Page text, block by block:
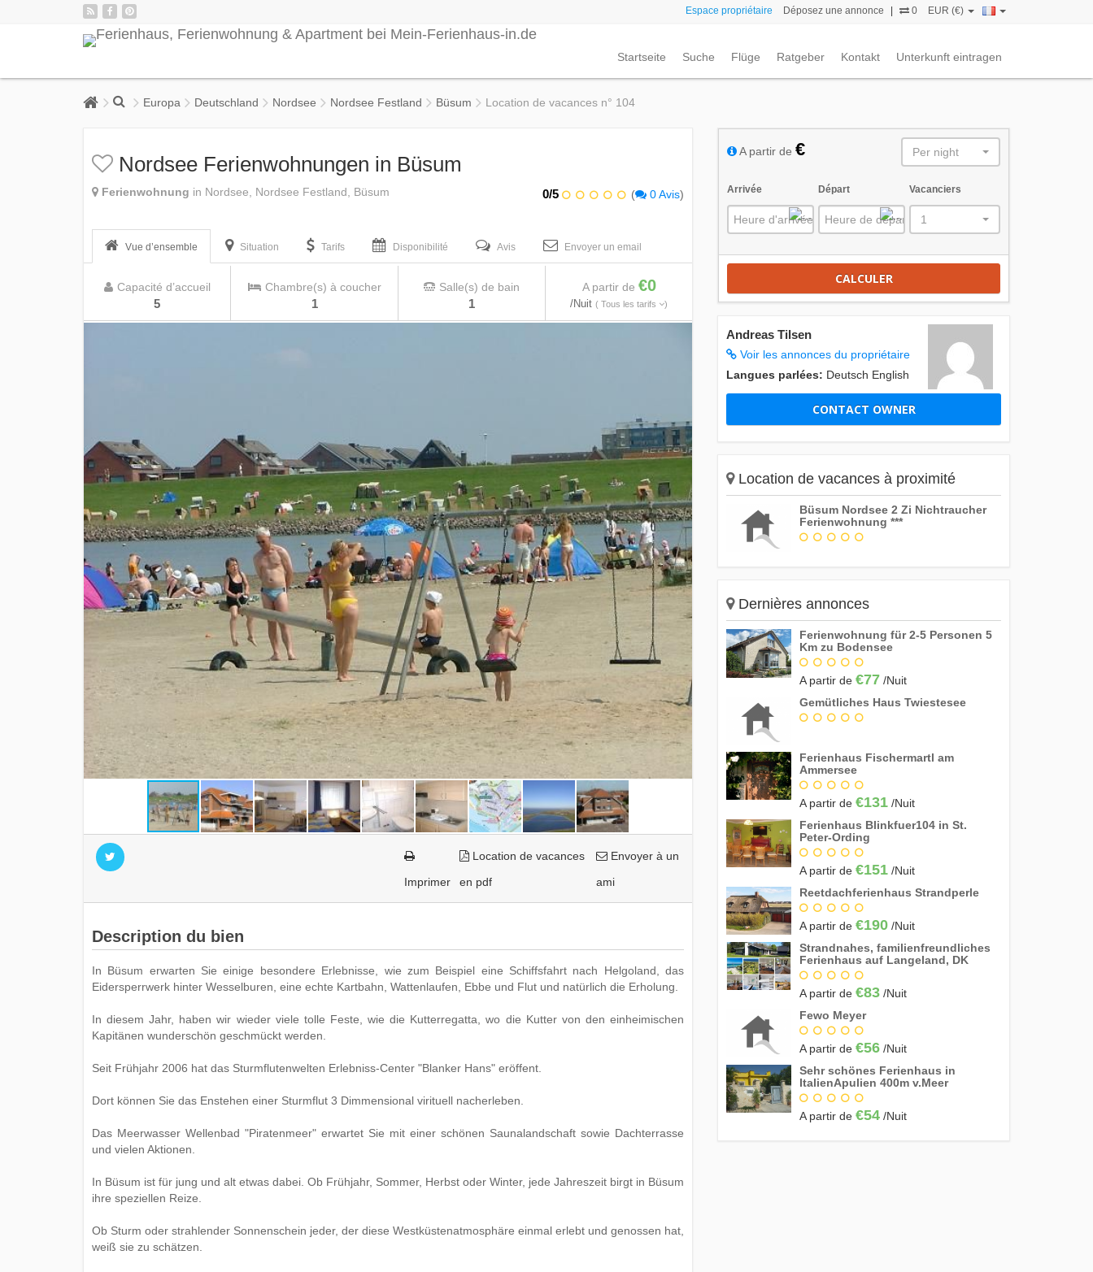
Espace propriétaire Déposez une annonce 0 EUR (€)
Startseite Suche Flüge Ratgeber Kontakt Unterkunft eintragen
Europa Deutschland Nordsee Nordsee Festland Büsum Location de vacances n° 104
Nordsee Ferienwohnungen in Büsum
Ferienwohnung in Nordsee, Nordsee Festland, Büsum 0/5 ( 0 Avis)
Vue d’ensemble Situation Tarifs Disponibilité Avis Envoyer un email
Capacité d’accueil
5
Chambre(s) à coucher
1
Salle(s) de bain
1
A partir de €0
/Nuit ( Tous les tarifs )
Imprimer
Location de vacances
en pdf
Envoyer à un
ami
Description du bien
In Büsum erwarten Sie einige besondere Erlebnisse, wie zum Beispiel eine Schiffsfahrt nach Helgoland, das
Eidersperrwerk hinter Wesselburen, eine echte Kartbahn, Wattenlaufen, Ebbe und Flut und natürlich die Erholung.
In diesem Jahr, haben wir wieder viele tolle Feste, wie die Kutterregatta, wo die Kutter von den einheimischen
Kapitänen wunderschön geschmückt werden.
Seit Frühjahr 2006 hat das Sturmflutenwelten Erlebniss-Center "Blanker Hans" eröffent.
Dort können Sie das Enstehen einer Sturmflut 3 Dimmensional virituell nacherleben.
Das Meerwasser Wellenbad "Piratenmeer" erwartet Sie mit einer schönen Saunalandschaft sowie Dachterrasse
und vielen Aktionen.
In Büsum ist für jung und alt etwas dabei. Ob Frühjahr, Sommer, Herbst oder Winter, jede Jahreszeit birgt in Büsum
ihre speziellen Reize.
Ob Sturm oder strahlender Sonnenschein jeder, der diese Westküstenatmosphäre einmal erlebt und genossen hat,
weiß sie zu schätzen.
A partir de € Per night
Arrivée Départ Vacanciers
1
CALCULER
Andreas Tilsen
Voir les annonces du propriétaire
Langues parlées: Deutsch English
CONTACT OWNER
Location de vacances à proximité
Büsum Nordsee 2 Zi Nichtraucher
Ferienwohnung ***
Dernières annonces
Ferienwohnung für 2-5 Personen 5
Km zu Bodensee
A partir de €77 /Nuit
Gemütliches Haus Twiestesee
Ferienhaus Fischermartl am
Ammersee
A partir de €131 /Nuit
Ferienhaus Blinkfuer104 in St.
Peter-Ording
A partir de €151 /Nuit
Reetdachferienhaus Strandperle
A partir de €190 /Nuit
Strandnahes, familienfreundliches
Ferienhaus auf Langeland, DK
A partir de €83 /Nuit
Fewo Meyer
A partir de €56 /Nuit
Sehr schönes Ferienhaus in
ItalienApulien 400m v.Meer
A partir de €54 /Nuit